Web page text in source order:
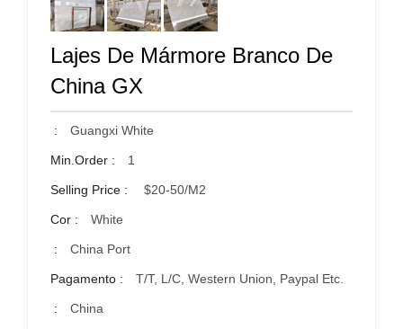
Lajes De Mármore Branco De
China GX
: Guangxi White
Min.Order : 1
Selling Price : $20-50/m2
Cor : White
: China Port
Pagamento : T/T, L/C, Western Union, Paypal Etc.
: China